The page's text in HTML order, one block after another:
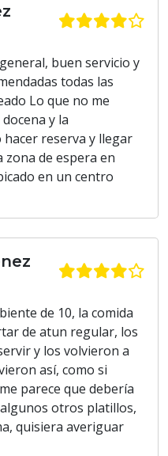
buen servicio y
todas las
Lo que no me
y la
hacer reserva y llegar
zona de espera en
en un centro
de 10, la comida
de atun regular, los
y los volvieron a
así, como si
parece que debería
otros platillos,
quisiera averiguar